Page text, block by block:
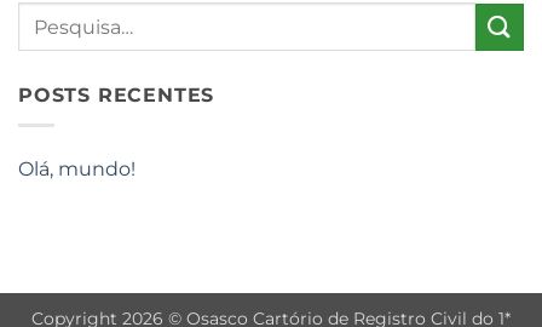
POSTS RECENTES
Olá, mundo!
Copyright 2026 © Osasco Cartório de Registro Civil do 1*